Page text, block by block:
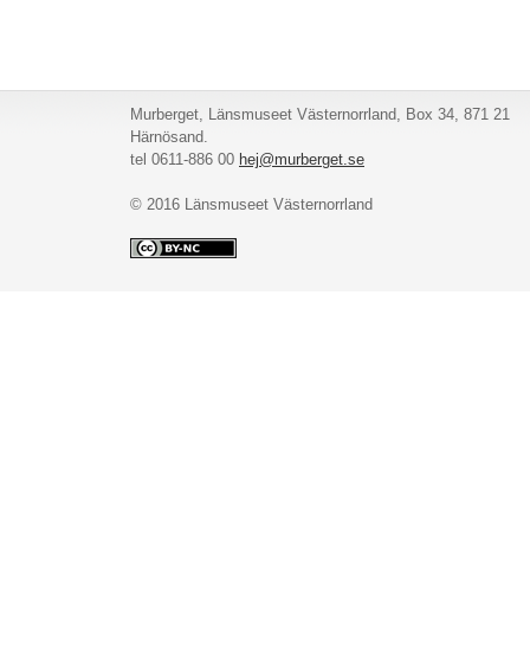
Murberget, Länsmuseet Västernorrland, Box 34, 871 21
Härnösand.
tel 0611-886 00 hej@murberget.se
© 2016 Länsmuseet Västernorrland